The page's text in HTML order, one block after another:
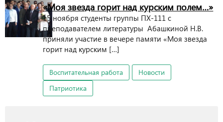
«Моя звезда горит над курским полем…»
15 ноября студенты группы ПХ-111 с
преподавателем литературы Абашкиной Н.В.
приняли участие в вечере памяти «Моя звезда
горит над курским […]
Воспитательная работа
Новости
Патриотика